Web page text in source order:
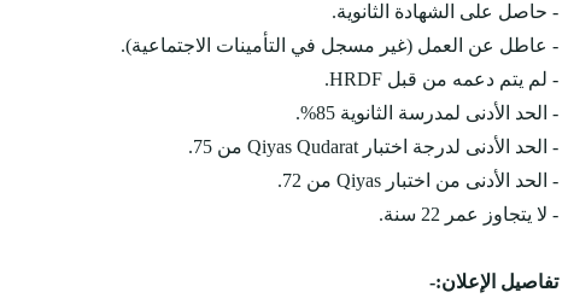
- حاصل على الشهادة الثانوية.
- عاطل عن العمل (غير مسجل في التأمينات الاجتماعية).
- لم يتم دعمه من قبل HRDF.
- الحد الأدنى لمدرسة الثانوية 85%.
- الحد الأدنى لدرجة اختبار Qiyas Qudarat من 75.
- الحد الأدنى من اختبار Qiyas من 72.
- لا يتجاوز عمر 22 سنة.
تفاصيل الإعلان:-